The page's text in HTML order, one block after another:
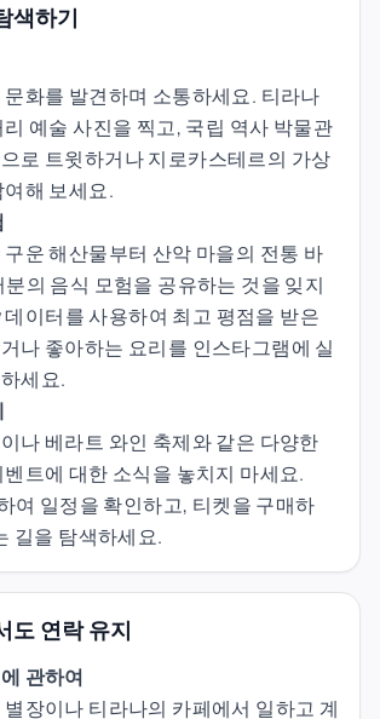
색하기
화를 발견하며 소통하세요. 티라나
예술 사진을 찍고, 국립 역사 박물관
로 트윗하거나 지로카스테르의 가상
해 보세요.
운 해산물부터 산악 마을의 전통 바
의 음식 모험을 공유하는 것을 잊지
이터를 사용하여 최고 평점을 받은
나 좋아하는 요리를 인스타그램에 실
세요.
나 베라트 와인 축제와 같은 다양한
트에 대한 소식을 놓치지 마세요.
여 일정을 확인하고, 티켓을 구매하
길을 탐색하세요.
도 연락 유지
관하여
장이나 티라나의 카페에서 일하고 계